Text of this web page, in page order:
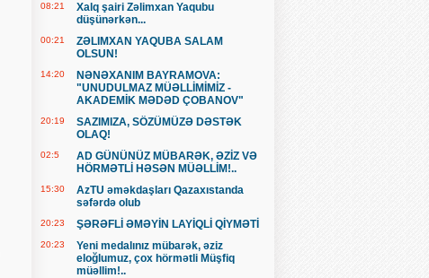
08:21
Xalq şairi Zəlimxan Yaqubu
düşünərkən...
00:21
ZƏLIMXAN YAQUBA SALAM
OLSUN!
14:20
NƏNƏXANIM BAYRAMOVA:
"UNUDULMAZ MÜƏLLİMİMİZ -
AKADEMİK MƏDƏD ÇOBANOV"
20:19
SAZIMIZA, SÖZÜMÜZƏ DƏSTƏK
OLAQ!
02:5
AD GÜNÜNÜZ MÜBARƏK, ƏZİZ VƏ
HÖRMƏTLİ HƏSƏN MÜƏLLİM!..
15:30
AzTU əməkdaşları Qazaxıstanda
səfərdə olub
20:23 ŞƏRƏFLİ ƏMƏYİN LAYİQLİ QİYMƏTİ
20:23
Yeni medalınız mübarək, əziz
eloğlumuz, çox hörmətli Müşfiq
müəllim!..